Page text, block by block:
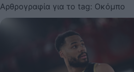
Αρθρογραφία για το tag: Οκόμπο